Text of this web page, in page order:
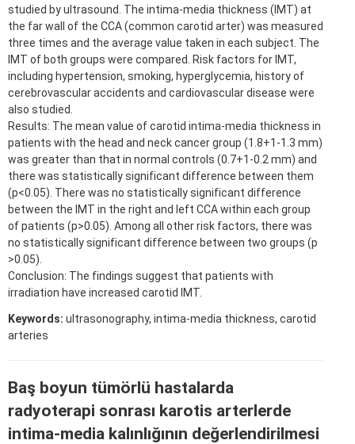
studied by ultrasound. The intima-media thickness (IMT) at
the far wall of the CCA (common carotid arter) was measured
three times and the average value taken in each subject. The
IMT of both groups were compared. Risk factors for IMT,
including hypertension, smoking, hyperglycemia, history of
cerebrovascular accidents and cardiovascular disease were
also studied.
Results: The mean value of carotid intima-media thickness in
patients with the head and neck cancer group (1.8+1-1.3 mm)
was greater than that in normal controls (0.7+1-0.2 mm) and
there was statistically significant difference between them
(p<0.05). There was no statistically significant difference
between the IMT in the right and left CCA within each group
of patients (p>0.05). Among all other risk factors, there was
no statistically significant difference between two groups (p
>0.05).
Conclusion: The findings suggest that patients with
irradiation have increased carotid IMT.
Keywords: ultrasonography, intima-media thickness, carotid
arteries
Baş boyun tümörlü hastalarda
radyoterapi sonrası karotis arterlerde
intima-media kalınlığının değerlendirilmesi